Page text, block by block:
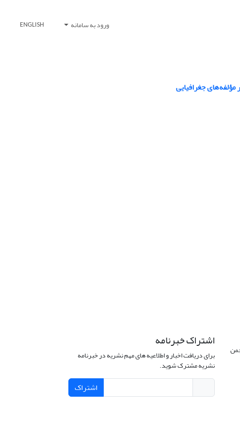
ورود به سامانه ENGLISH
جغرافیایی
اشتراک خبرنامه
برای دریافت اخبار و اطلاعیه های مهم نشریه در خبرنامه
نشریه مشترک شوید.
اشتراک